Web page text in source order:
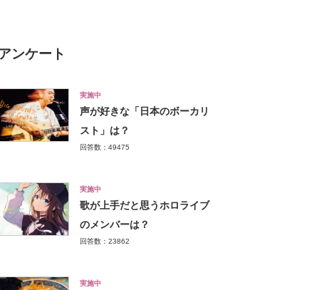
アンケート
実施中
声が好きな「日本のボーカリ
スト」は？
回答数：49475
実施中
歌が上手だと思うホロライブ
のメンバーは？
回答数：23862
実施中